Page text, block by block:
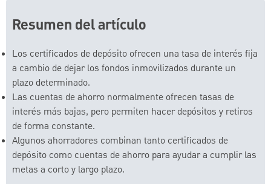
Resumen del artículo
Los certificados de depósito ofrecen una tasa de interés fija
a cambio de dejar los fondos inmovilizados durante un
plazo determinado.
Las cuentas de ahorro normalmente ofrecen tasas de
interés más bajas, pero permiten hacer depósitos y retiros
de forma constante.
Algunos ahorradores combinan tanto certificados de
depósito como cuentas de ahorro para ayudar a cumplir las
metas a corto y largo plazo.